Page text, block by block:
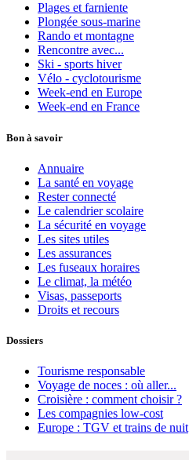
Plages et farniente
Plongée sous-marine
Rando et montagne
Rencontre avec...
Ski - sports hiver
Vélo - cyclotourisme
Week-end en Europe
Week-end en France
Bon à savoir
Annuaire
La santé en voyage
Rester connecté
Le calendrier scolaire
La sécurité en voyage
Les sites utiles
Les assurances
Les fuseaux horaires
Le climat, la météo
Visas, passeports
Droits et recours
Dossiers
Tourisme responsable
Voyage de noces : où aller...
Croisière : comment choisir ?
Les compagnies low-cost
Europe : TGV et trains de nuit